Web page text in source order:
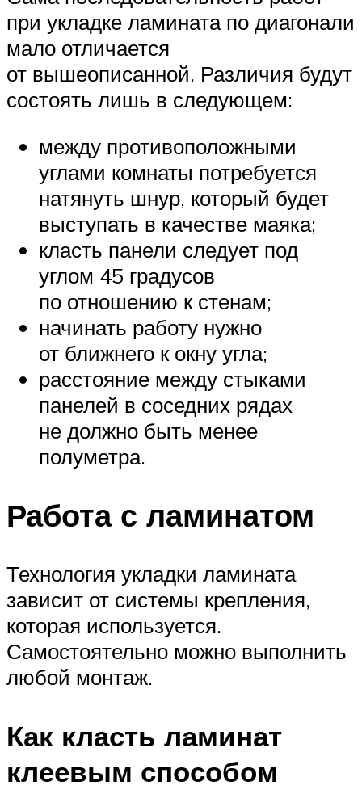
при укладке ламината по диагонали
мало отличается
от вышеописанной. Различия будут
состоять лишь в следующем:
между противоположными
углами комнаты потребуется
натянуть шнур, который будет
выступать в качестве маяка;
класть панели следует под
углом 45 градусов
по отношению к стенам;
начинать работу нужно
от ближнего к окну угла;
расстояние между стыками
панелей в соседних рядах
не должно быть менее
полуметра.
Работа с ламинатом
Технология укладки ламината
зависит от системы крепления,
которая используется.
Самостоятельно можно выполнить
любой монтаж.
Как класть ламинат
клеевым способом